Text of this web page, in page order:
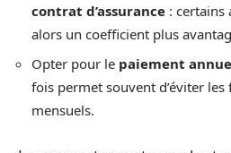
contrat d’assurance : certains
alors un coefficient plus
Opter pour le paiement
fois permet souvent d’éviter
mensuels.